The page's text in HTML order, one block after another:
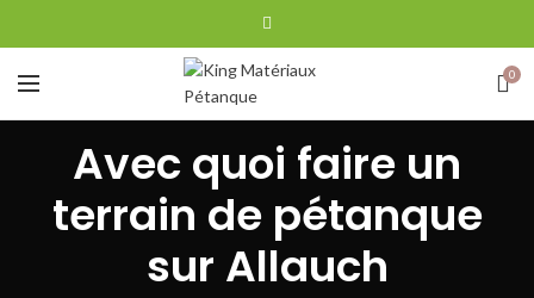
0
Avec quoi faire un
terrain de pétanque
sur Allauch